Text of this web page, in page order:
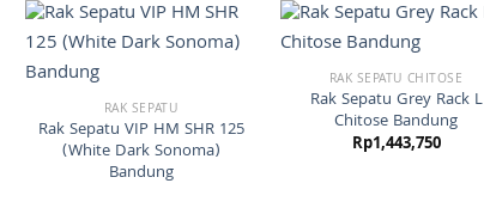
RAK SEPATU
Rak Sepatu VIP HM SHR 125
(White Dark Sonoma)
Bandung
RAK SEPATU CHITOSE
Rak Sepatu Grey Rack L
Chitose Bandung
Rp1,443,750